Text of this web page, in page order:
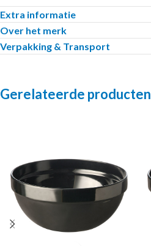
Extra informatie
Over het merk
Verpakking & Transport
Gerelateerde producten